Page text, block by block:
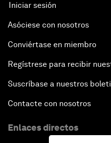
Iniciar sesión
Asóciese con nosotros
Conviértase en miembro
Regístrese para recibir
Suscríbase a nuestros
Contacte con nosotros
Enlaces directos